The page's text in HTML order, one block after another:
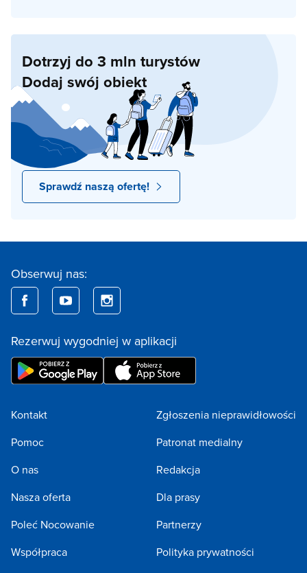
Dotrzyj do 3 mln turystów
Dodaj swój obiekt
Sprawdź naszą ofertę!
Obserwuj nas:
Rezerwuj wygodniej w aplikacji
Kontakt
Pomoc
O nas
Nasza oferta
Poleć Nocowanie
Współpraca
Zgłoszenia nieprawidłowości
Patronat medialny
Redakcja
Dla prasy
Partnerzy
Polityka prywatności